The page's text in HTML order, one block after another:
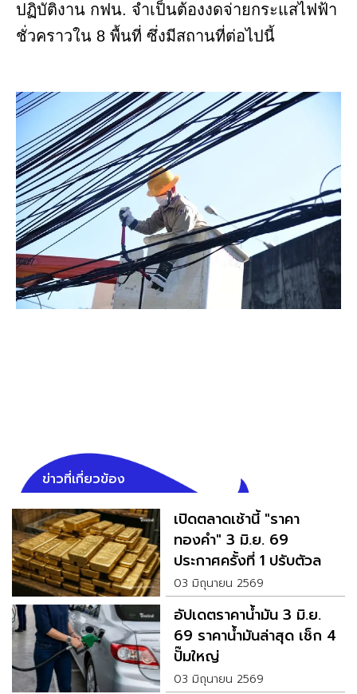
ปฏิบัติงาน กฟน. จำเป็นต้องงดจ่ายกระแสไฟฟ้า
ชั่วคราวใน 8 พื้นที่ ซึ่งมีสถานที่ต่อไปนี้
ข่าวที่เกี่ยวข้อง
เปิดตลาดเช้านี้ "ราคา
ทองคำ" 3 มิ.ย. 69
ประกาศครั้งที่ 1 ปรับตัวลด
ลง
03 มิถุนายน 2569
อัปเดตราคาน้ำมัน 3 มิ.ย.
69 ราคาน้ำมันล่าสุด เช็ก 4
ปั๊มใหญ่
03 มิถุนายน 2569